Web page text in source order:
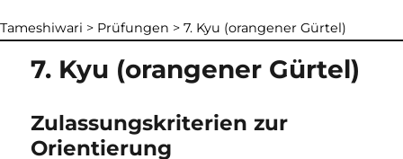
Tameshiwari > Prüfungen > 7. Kyu (orangener Gürtel)
7. Kyu (orangener Gürtel)
Zulassungskriterien zur
Orientierung